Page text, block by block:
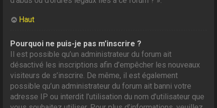
Haut
Pourquoi ne puis-je pas m’inscrire ?
Il est possible qu’un administrateur du forum ait
désactivé les inscriptions afin d’empêcher les nouveaux
visiteurs de s’inscrire. De même, il est également
possible qu’un administrateur du forum ait banni votre
adresse IP ou interdit l’utilisation du nom d’utilisateur que